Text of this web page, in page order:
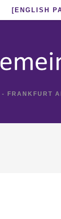
[ENGLISH
FRANKFURT